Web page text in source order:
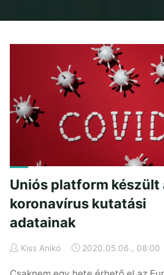
Uniós platform készült
koronavírus kutatási
adatainak
Kiss Anikó 2020.05.06., 08:00